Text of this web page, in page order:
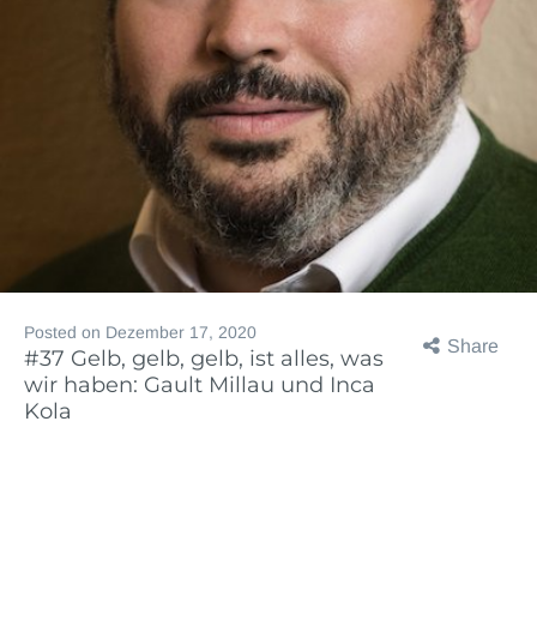
Share
Posted on Dezember 17, 2020
#37 Gelb, gelb, gelb, ist alles, was
wir haben: Gault Millau und Inca
Kola